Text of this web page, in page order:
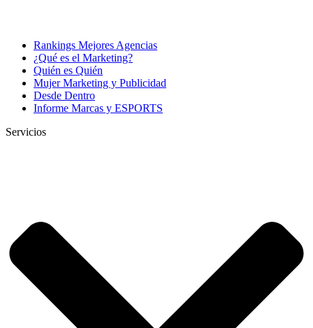
Rankings Mejores Agencias
¿Qué es el Marketing?
Quién es Quién
Mujer Marketing y Publicidad
Desde Dentro
Informe Marcas y ESPORTS
Servicios